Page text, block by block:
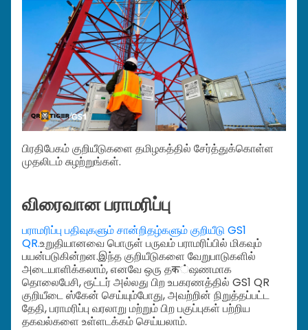
பிரதிபேகம் குறியீடுகளை தமிழகத்தில் சேர்த்துக்கொள்ள
முதலிடம் சுழற்றுங்கள்.
விரைவான பராமரிப்பு
பராமரிப்பு பதிவுகளும் சான்றிதழ்களும் குறியீடு GS1
QR.உறுதியானவை பொருள் பருவம் பராமரிப்பில் மிகவும்
பயன்படுகின்றன.இந்த குறியீடுகளை வேறுபாடுகளில்
அடையாளிக்கலாம், எனவே ஒரு தक்ஷணமாக
தொலைபேசி, ரூட்டர் அல்லது பிற உபகரணத்தில் GS1 QR
குறியீடை ஸ்கேன் செய்யும்போது, அவற்றின் நிறுத்தப்பட்ட
தேதி, பராமரிப்பு வரலாறு மற்றும் பிற பகுப்புகள் பற்றிய
தகவல்களை உள்ளடக்கம் செய்யலாம்.